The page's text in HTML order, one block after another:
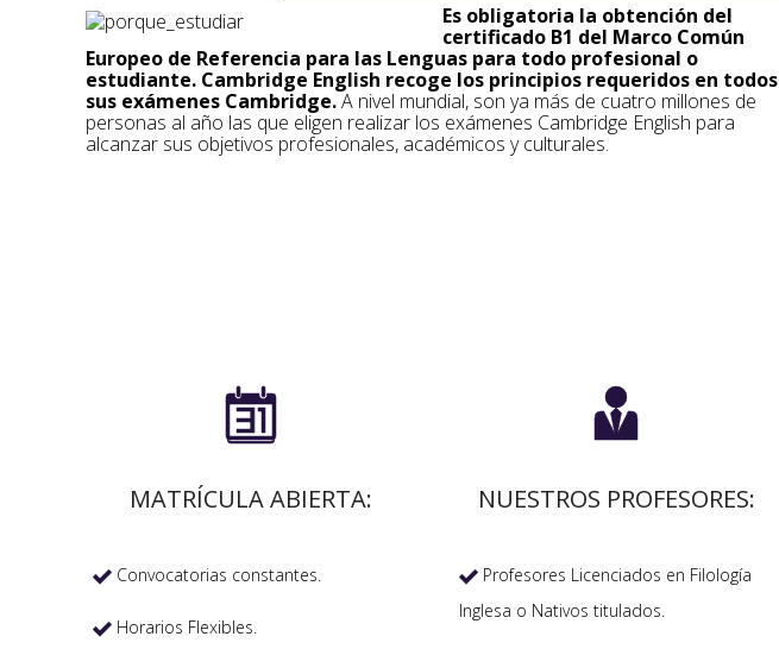
Es obligatoria la obtención del
certificado B1 del Marco Común
Europeo de Referencia para las Lenguas para todo profesional o
estudiante. Cambridge English recoge los principios requeridos en todos
sus exámenes Cambridge.A nivel mundial, son ya más de cuatro millones de
personas al año las que eligen realizar los exámenes Cambridge English para
alcanzar sus objetivos profesionales, académicos y culturales.

MATRÍCULA ABIERTA:
 Convocatorias constantes.
 Horarios Flexibles.

NUESTROS PROFESORES:
Profesores Licenciados en Filología
Inglesa o Nativos titulados.